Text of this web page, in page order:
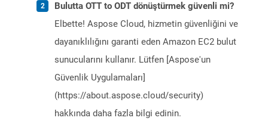
Bulutta OTT to ODT dönüştürmek güvenli mi?
Elbette! Aspose Cloud, hizmetin güvenliğini ve
dayanıklılığını garanti eden Amazon EC2 bulut
sunucularını kullanır. Lütfen [Aspose'un
Güvenlik Uygulamaları]
(https://about.aspose.cloud/security)
hakkında daha fazla bilgi edinin.